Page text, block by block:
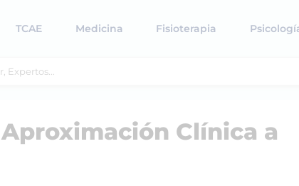
TCAE Medicina Fisioterapia
Clínica a